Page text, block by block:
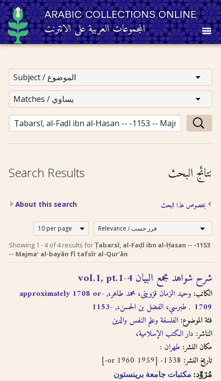
ARABIC COLLECTIONS ONLINE
المجموعات العربية على الانترنت
Other Resources
Browse
Browse by Category
Search
Search Results نتائج البحث
About this search بخصوص هذا البحث
Search tips in
Arabic
Searches you
perform on this site
إرشادات للبحث لدى
الصوتية بالحروف
اللاتينية
إن عملية البحث التي تجريها في
هذا الموقع تعطي وصف
ببليوغرافي عن الكتاب
المسترجع باللغتين العربية
والانجليزية ولكنها لا تقدّم
إمكانية البحث بالنص الكامل.
Showing 1 -4of4 results forṬabarsī, al-Faḍl ibn al-Ḥasan -- -1153
-- Majmaʻ al-bayān fī tafsīr al-Qurʼān
شرح شواهد مجمع البيان vol.1, pt.1-4
الكاتب:
وحيد الزمان قزوينى، محمد طاهر،, -approximately 1708 or
1709
طبرسي، الفضل بن الحسن،, -1153
فئة الموضوع: الفلسفة وعلم النفس والدين
الناشر: دار الكتب الإسلامية،
مكان النشر: طهران :
تاريخ النشر:
مُزَوِّد: مكتبات جامعة برينستون